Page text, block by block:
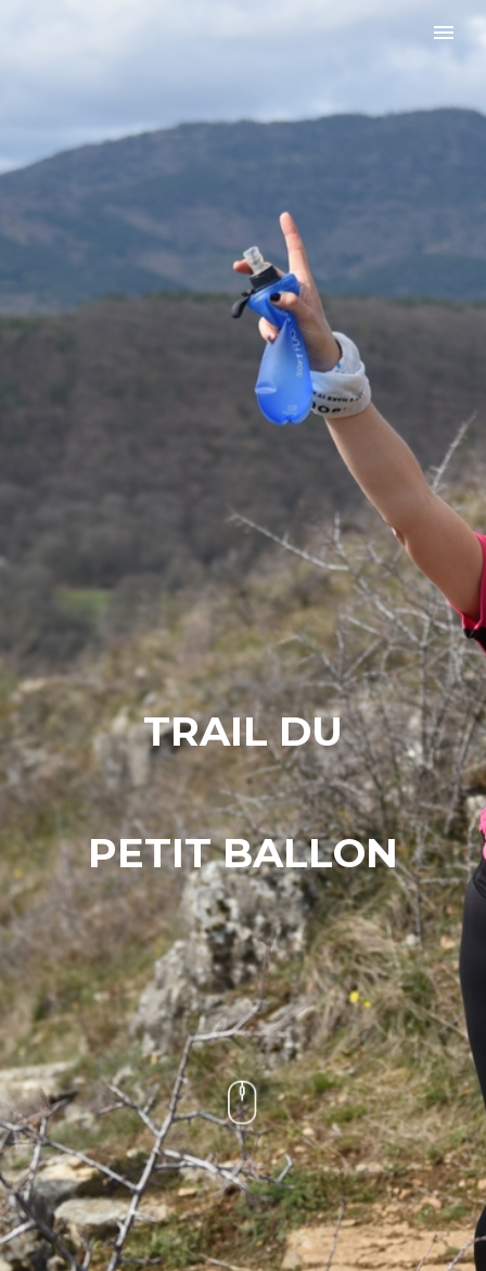
TRAIL DU
PETIT BALLON
4 COURSES AWESOME RUNNERS